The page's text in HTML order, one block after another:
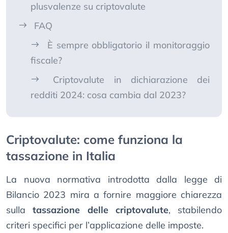
plusvalenze su criptovalute
FAQ
È sempre obbligatorio il monitoraggio
fiscale?
Criptovalute in dichiarazione dei
redditi 2024: cosa cambia dal 2023?
Criptovalute: come funziona la
tassazione in Italia
La nuova normativa introdotta dalla legge di
Bilancio 2023 mira a fornire maggiore chiarezza
sullatassazione delle criptovalute, stabilendo
criteri specifici per l’applicazione delle imposte.